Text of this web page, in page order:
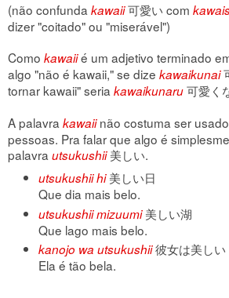
(não confunda kawaii可愛い com
dizer "coitado" ou "miserável")
Como kawaiié um adjetivo terminado
algo "não é kawaii," se dize kawaikunai
tornar kawaii" seria kawaikunaru可愛く
A palavra kawaiinão costuma ser
pessoas. Pra falar que algo é
palavra utsukushii美しい.
utsukushii hi美しい日
Que dia mais belo.
utsukushii mizuumi美しい湖
Que lago mais belo.
kanojo wa utsukushii彼女は美しい
Ela é tão bela.